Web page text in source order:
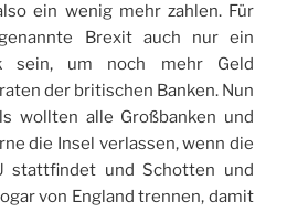
ein wenig mehr zahlen. Für
Brexit auch nur ein
sein, um noch mehr Geld
der britischen Banken. Nun
wollten alle Großbanken und
die Insel verlassen, wenn die
stattfindet und Schotten und
von England trennen, damit